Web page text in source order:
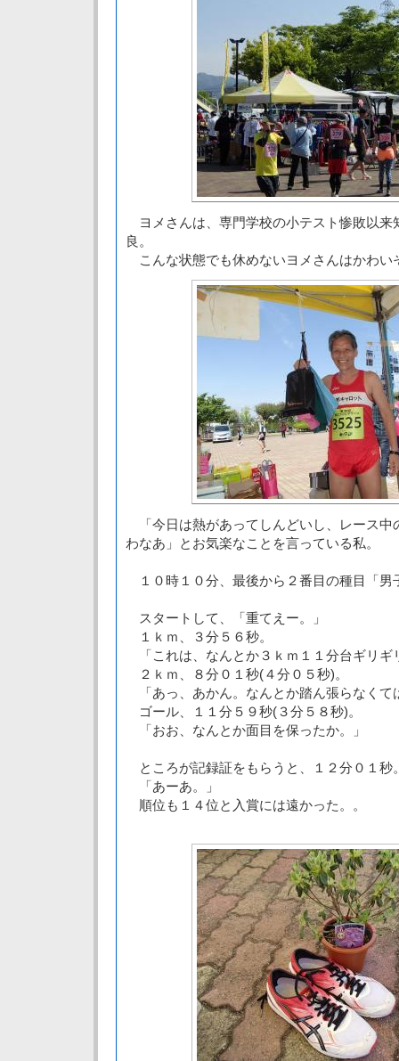
ヨメさんは、専門学校の小テスト惨敗以来
良。
こんな状態でも休めないヨメさんはかわ
「今日は熱があってしんどいし、レース中
わなあ」とお気楽なことを言っている私。
１０時１０分、最後から２番目の種目「男
スタートして、「重てえー。」
１ｋｍ、３分５６秒。
「これは、なんとか３ｋｍ１１分台ギリギ
２ｋｍ、８分０１秒(４分０５秒)。
「あっ、あかん。なんとか踏ん張らなくて
ゴール、１１分５９秒(３分５８秒)。
「おお、なんとか面目を保ったか。」
ところが記録証をもらうと、１２分０１秒
「あーあ。」
順位も１４位と入賞には遠かった。。